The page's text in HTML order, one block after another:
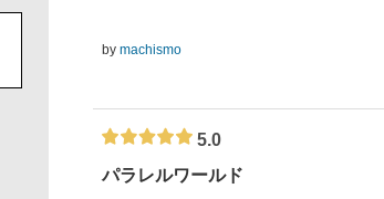
by machismo
5.0
パラレルワールド